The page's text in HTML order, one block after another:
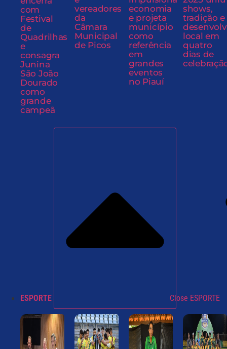
com
Festival
de
Quadrilhas
e
consagra
Junina
São João
Dourado
como
grande
campeã
vereadores
da
Câmara
Municipal
de Picos
economia
e projeta
município
como
referência
em
grandes
eventos
no Piauí
shows,
tradição e
local em
quatro
dias de
ESPORTE Close ESPORTE